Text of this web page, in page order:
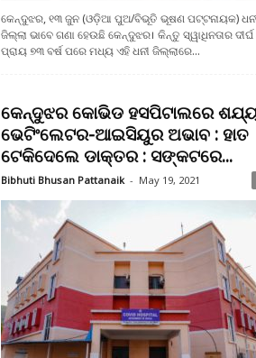
କେନ୍ଦୁଝର, ୧୩ ଜୁନ (ଓଡ଼ିଆ ପୁଅ/ବିଭୂତି ଭୂଷଣ ପଟ୍ଟନାୟକ)
ଜିଲ୍ଲା ଭାବେ ଗଣା ହେଉଛି କେନ୍ଦୁଝର। କିନ୍ତୁ ସ୍ୱାଧିନତାର ଦୀର୍ଘ
ପ୍ରାୟ ୭୩ ବର୍ଷ ପରେ ମଧ୍ୟ ଏହି ଧନୀ ଜିଲ୍ଲାରେ...
କେନ୍ଦୁଝର କୋଭିଡ ହସପିଟାଲରେ
ଭେଟିଂଲେଟର-ଆଇସିୟୁର ଅଭାବ : ହାତ
ଟେକିଦେଲେ ଡାକ୍ତର : ସଙ୍କଟରେ...
Bibhuti Bhusan Pattanaik - May 19, 2021